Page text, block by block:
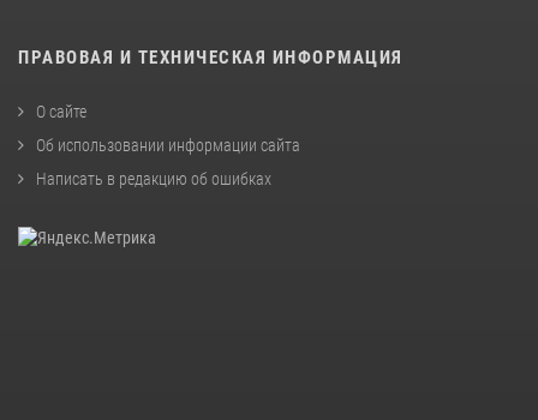
ПРАВОВАЯ И ТЕХНИЧЕСКАЯ ИНФОРМАЦИЯ
О сайте
Об использовании информации сайта
Написать в редакцию об ошибках